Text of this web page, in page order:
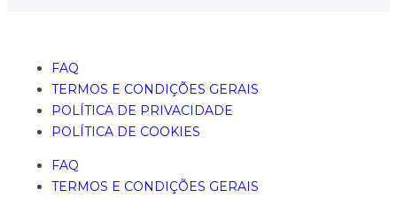
FAQ
TERMOS E CONDIÇÕES GERAIS
POLÍTICA DE PRIVACIDADE
POLÍTICA DE COOKIES
FAQ
TERMOS E CONDIÇÕES GERAIS